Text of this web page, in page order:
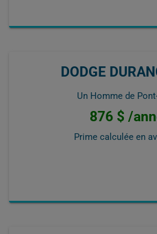
DODGE
Un Homme de
876 $ /
Prime calculée en